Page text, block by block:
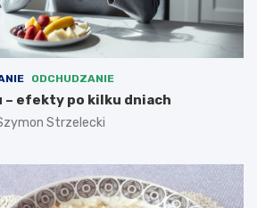
ODCHUDZANIE
– efekty po kilku dniach
Strzelecki